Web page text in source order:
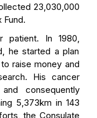
23,030,000
Fund.
patient. In 1980,
he started a plan
raise money and
His cancer
consequently
5,373km in 143
the Consulate